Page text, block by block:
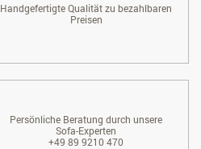
Handgefertigte Qualität zu bezahlbaren
Preisen
Persönliche Beratung durch unsere
Sofa-Experten
+49 89 9210 470